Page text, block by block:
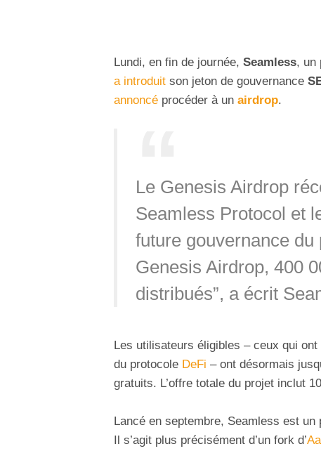
Lundi, en fin de journée, Seamless, un
a introduit son jeton de gouvernance
annoncé procéder à un airdrop.
Le Genesis Airdrop
Seamless Protocol et
future gouvernance
Genesis Airdrop, 400
distribués”, a écrit
Les utilisateurs éligibles – ceux qui
du protocole DeFi – ont désormais
gratuits. L’offre totale du projet inclut
Lancé en septembre, Seamless est
Il s’agit plus précisément d’un fork d’